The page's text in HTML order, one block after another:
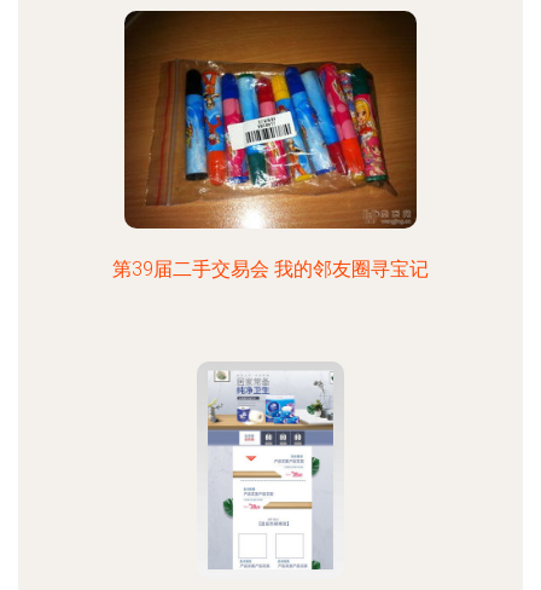
第39届二手交易会 我的邻友圈寻宝记